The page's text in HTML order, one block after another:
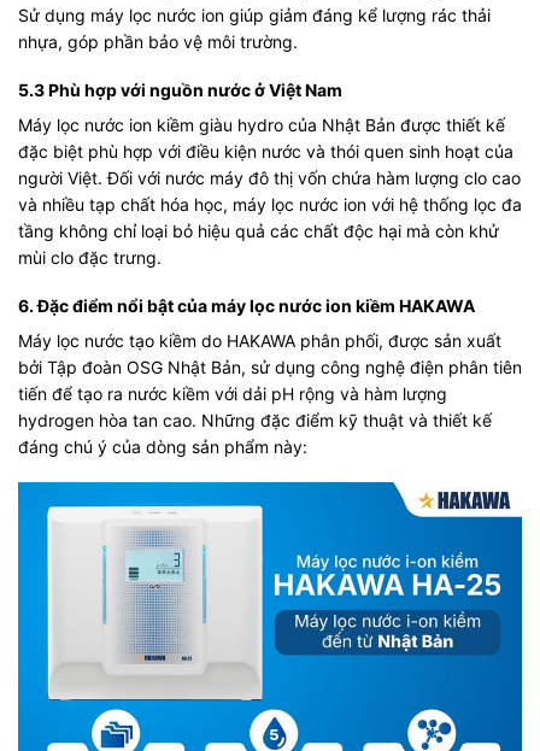
Sử dụng máy lọc nước ion giúp giảm đáng kể lượng rác thải
nhựa, góp phần bảo vệ môi trường.
5.3 Phù hợp với nguồn nước ở Việt Nam
Máy lọc nước ion kiềm giàu hydro của Nhật Bản được thiết kế
đặc biệt phù hợp với điều kiện nước và thói quen sinh hoạt của
người Việt. Đối với nước máy đô thị vốn chứa hàm lượng clo cao
và nhiều tạp chất hóa học, máy lọc nước ion với hệ thống lọc đa
tầng không chỉ loại bỏ hiệu quả các chất độc hại mà còn khử
mùi clo đặc trưng.
6. Đặc điểm nổi bật của máy lọc nước ion kiềm HAKAWA
Máy lọc nước tạo kiềm do HAKAWA phân phối, được sản xuất
bởi Tập đoàn OSG Nhật Bản, sử dụng công nghệ điện phân tiên
tiến để tạo ra nước kiềm với dải pH rộng và hàm lượng
hydrogen hòa tan cao. Những đặc điểm kỹ thuật và thiết kế
đáng chú ý của dòng sản phẩm này: